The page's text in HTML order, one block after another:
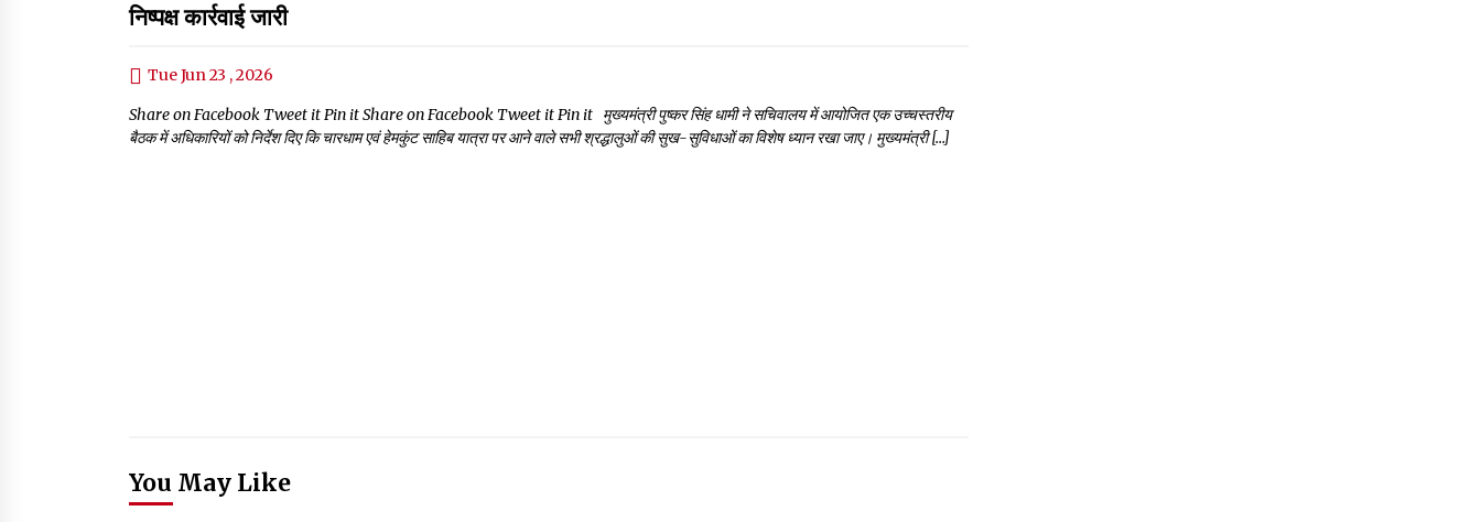
निष्पक्ष कार्रवाई जारी
Tue Jun 23 , 2026
Share on Facebook Tweet it Pin it Share on Facebook Tweet it Pin it मुख्यमंत्री पुष्कर सिंह धामी ने सचिवालय में आयोजित एक उच्चस्तरीय
बैठक में अधिकारियों को निर्देश दिए कि चारधाम एवं हेमकुंट साहिब यात्रा पर आने वाले सभी श्रद्धालुओं की सुख-सुविधाओं का विशेष ध्यान रखा जाए। मुख्यमंत्री […]
You May Like